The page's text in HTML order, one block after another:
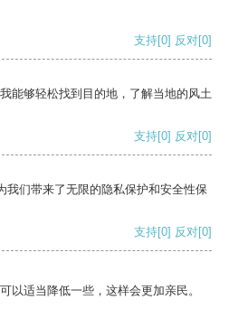
支持[0] 反对[0]
能够轻松找到目的地，了解当地的风土
支持[0] 反对[0]
我们带来了无限的隐私保护和安全性保
支持[0] 反对[0]
以适当降低一些，这样会更加亲民。